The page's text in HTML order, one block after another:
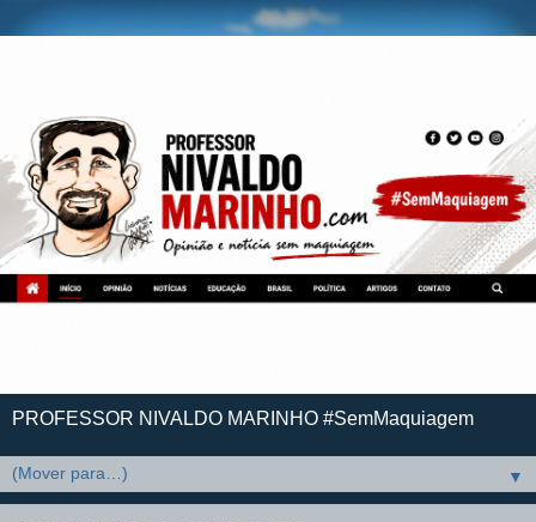
PROFESSOR NIVALDO MARINHO #SemMaquiagem
▼